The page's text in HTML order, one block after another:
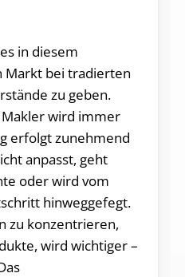
in diesem
Markt bei tradierten
zu geben.
wird immer
erfolgt zunehmend
anpasst, geht
oder wird vom
hinweggefegt.
zu konzentrieren,
wird wichtiger –